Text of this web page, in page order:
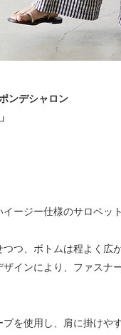
ンデシャロン
ージー仕様のサロペット
つつ、ボトムは程よく
インにより、ファスナ
を使用し、肩に掛けや